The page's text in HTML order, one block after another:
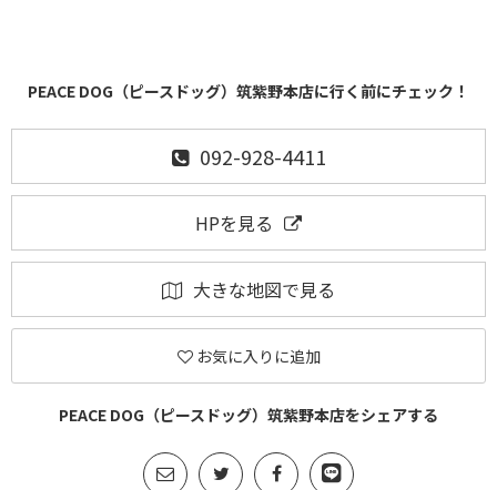
PEACE DOG（ピースドッグ）筑紫野本店に行く前にチェック！
092-928-4411
HPを見る
大きな地図で見る
お気に入りに追加
PEACE DOG（ピースドッグ）筑紫野本店をシェアする